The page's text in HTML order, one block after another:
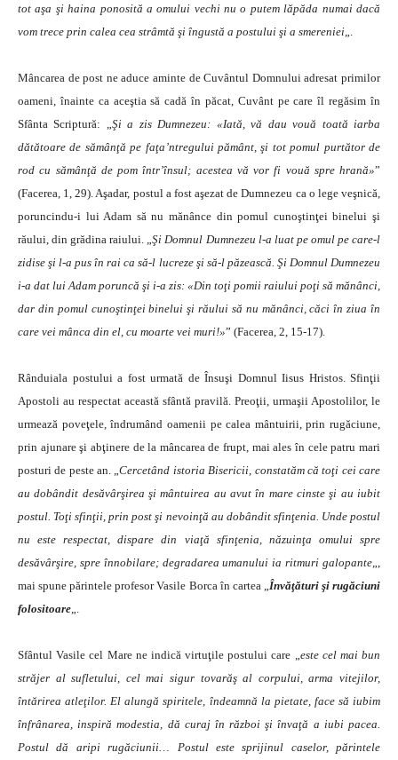
tot aşa şi haina ponosită a omului vechi nu o putem lăpăda numai dacă
vom trece prin calea cea strâmtă şi îngustă a postului şi a smereniei
Mâncarea de post ne aduce aminte de Cuvântul Domnului adresat primilor
oameni, înainte ca aceştia să cadă în păcat, Cuvânt pe care îl regăsim în
Sfânta Scriptură: „ Şi a zis Dumnezeu: «Iată, vă dau vouă toată iarba
dătătoare de sămânţă pe faţa’ntregului pământ, şi tot pomul purtător de
rod cu sămânţă de pom într’însul; acestea vă vor fi vouă spre hrană»”
(Facerea, 1, 29). Aşadar, postul a fost aşezat de Dumnezeu ca o lege veşnică,
poruncindu-i lui Adam să nu mănânce din pomul cunoştinţei binelui şi
răului, din grădina raiului. „Şi Domnul Dumnezeu l-a luat pe omul pe care-l
zidise şi l-a pus în rai ca să-l lucreze şi să-l păzească. Şi Domnul Dumnezeu
i-a dat lui Adam poruncă şi i-a zis: «Din toţi pomii raiului poţi să mănânci,
dar din pomul cunoştinţei binelui şi răului să nu mănânci, căci în ziua în
care vei mânca din el, cu moarte vei muri!»” (Facerea, 2, 15-17).
Rânduiala postului a fost urmată de Însuşi Domnul Iisus Hristos. Sfinţii
Apostoli au respectat această sfântă pravilă. Preoţii, urmaşii Apostolilor, le
urmează poveţele, îndrumând oamenii pe calea mântuirii, prin rugăciune,
prin ajunare şi abţinere de la mâncarea de frupt, mai ales în cele patru mari
posturi de peste an. „Cercetând istoria Bisericii, constatăm că toţi cei care
au dobândit desăvârşirea şi mântuirea au avut în mare cinste şi au iubit
postul. Toţi sfinţii, prin post şi nevoinţă au dobândit sfinţenia. Unde postul
nu este respectat, dispare din viaţă sfinţenia, năzuinţa omului spre
desăvârşire, spre înnobilare; degradarea umanului ia ritmuri galopante
mai spune părintele profesor Vasile Borca în cartea „ Învăţături şi rugăciuni
folositoare
Sfântul Vasile cel Mare ne indică virtuţile postului care „ este cel mai bun
străjer al sufletului, cel mai sigur tovarăş al corpului, arma vitejilor,
întărirea atleţilor. El alungă spiritele, îndeamnă la pietate, face să iubim
înfrânarea, inspiră modestia, dă curaj în război şi învaţă a iubi pacea.
Postul dă aripi rugăciunii… Postul este sprijinul caselor, părintele